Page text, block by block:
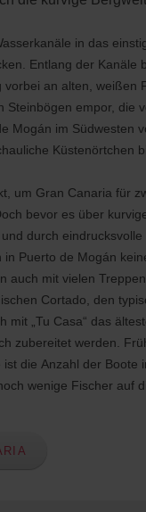
e
U
s
e
s
Skip
instructions
Sie
uns
Ihre
Abholstation
über
das
Fahrzeugsuche-
weiter
unten
mit.
Als
in das
Entlang der Kanäle
an alten, weißen
Steinbögen empor, die
Mogán im Südwesten
Küstenörtchen
um Gran Canaria für
bevor es über
durch
Puerto de Mogán
auch mit vielen
Cortado, den
„Tu Casa“ das
zubereitet werden.
die Anzahl der Boote
wenige Fischer auf